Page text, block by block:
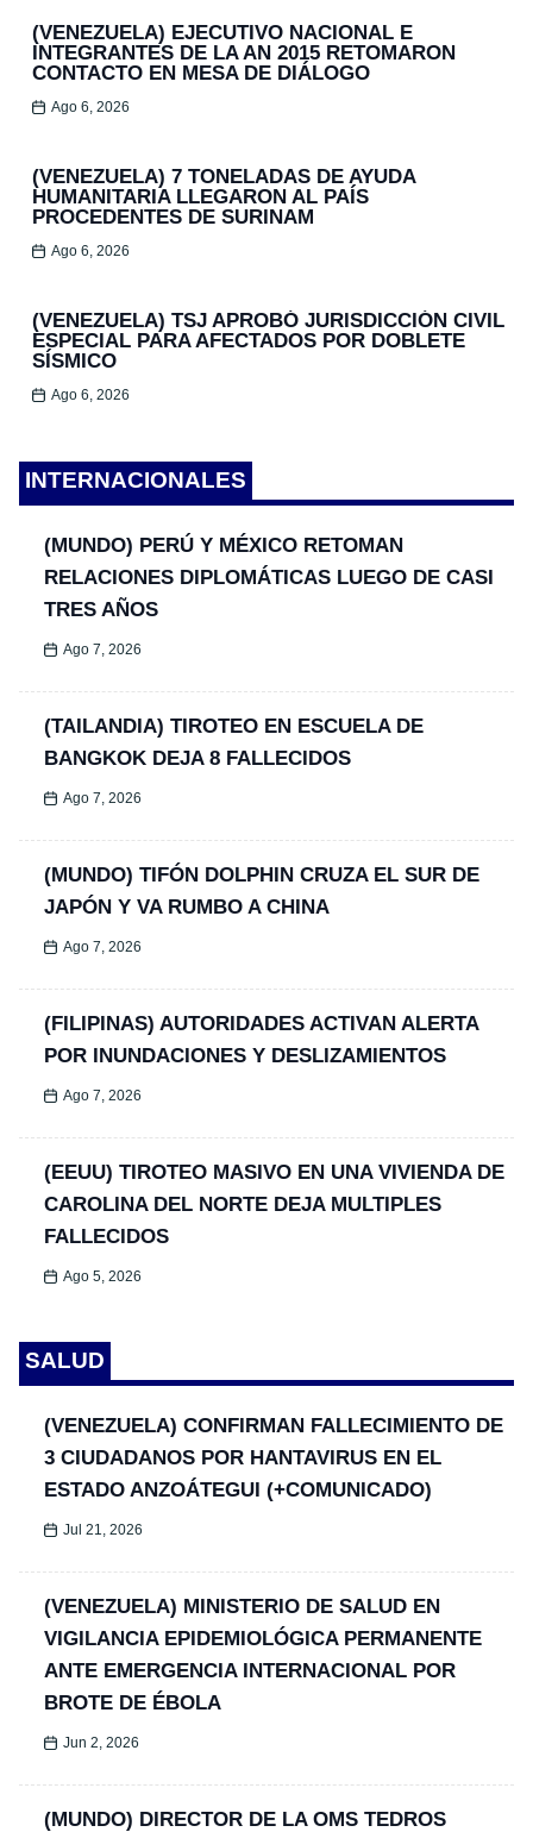
(VENEZUELA) EJECUTIVO NACIONAL E
INTEGRANTES DE LA AN 2015 RETOMARON
CONTACTO EN MESA DE DIÁLOGO
Ago 6, 2026
(VENEZUELA) 7 TONELADAS DE AYUDA
HUMANITARIA LLEGARON AL PAÍS
PROCEDENTES DE SURINAM
Ago 6, 2026
(VENEZUELA) TSJ APROBÓ JURISDICCIÓN CIVIL
ESPECIAL PARA AFECTADOS POR DOBLETE
SÍSMICO
Ago 6, 2026
INTERNACIONALES
(MUNDO) PERÚ Y MÉXICO RETOMAN
RELACIONES DIPLOMÁTICAS LUEGO DE CASI
TRES AÑOS
Ago 7, 2026
(TAILANDIA) TIROTEO EN ESCUELA DE
BANGKOK DEJA 8 FALLECIDOS
Ago 7, 2026
(MUNDO) TIFÓN DOLPHIN CRUZA EL SUR DE
JAPÓN Y VA RUMBO A CHINA
Ago 7, 2026
(FILIPINAS) AUTORIDADES ACTIVAN ALERTA
POR INUNDACIONES Y DESLIZAMIENTOS
Ago 7, 2026
(EEUU) TIROTEO MASIVO EN UNA VIVIENDA DE
CAROLINA DEL NORTE DEJA MULTIPLES
FALLECIDOS
Ago 5, 2026
SALUD
(VENEZUELA) CONFIRMAN FALLECIMIENTO DE
3 CIUDADANOS POR HANTAVIRUS EN EL
ESTADO ANZOÁTEGUI (+COMUNICADO)
Jul 21, 2026
(VENEZUELA) MINISTERIO DE SALUD EN
VIGILANCIA EPIDEMIOLÓGICA PERMANENTE
ANTE EMERGENCIA INTERNACIONAL POR
BROTE DE ÉBOLA
Jun 2, 2026
(MUNDO) DIRECTOR DE LA OMS TEDROS